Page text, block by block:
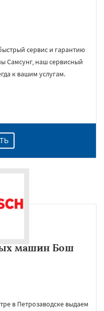
сервис и гарантию
Самсунг, наш сервисный
к вашим услугам.
машин Бош
в Петрозаводске выдаем